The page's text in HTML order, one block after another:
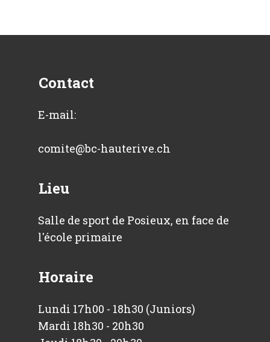
Contact
E-mail:
comite@bc-hauterive.ch
Lieu
Salle de sport de Posieux, en face de
l'école primaire
Horaire
Lundi 17h00 - 18h30 (Juniors)
Mardi 18h30 - 20h30